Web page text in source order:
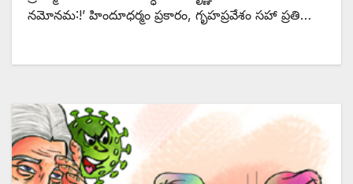
నమోనమ:!’ హిందూధర్మం ప్రకారం, గృహప్రవేశం సహా ప్రతి…